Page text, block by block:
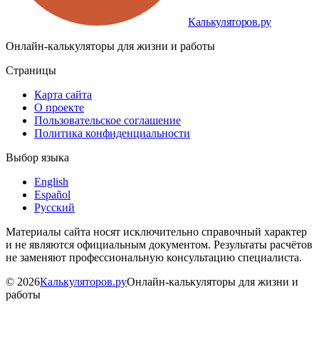
Калькуляторов.ру
Онлайн-калькуляторы для жизни и работы
Страницы
Карта сайта
О проекте
Пользовательское соглашение
Политика конфиденциальности
Выбор языка
English
Español
Русский
Материалы сайта носят исключительно справочный характер
и не являются официальным документом. Результаты расчётов
не заменяют профессиональную консультацию специалиста.
© 2026Калькуляторов.руОнлайн-калькуляторы для жизни и
работы